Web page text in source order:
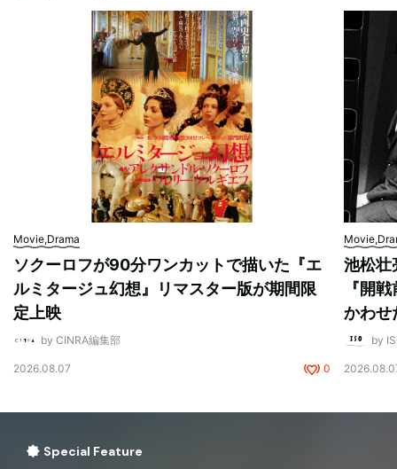
Movie,Drama
ソクーロフが90分ワンカットで描いた『エ
ルミタージュ幻想』リマスター版が期間限
定上映
by CINRA編集部
2026.08.07 0
池松壮
『開
かわせ
by
Special Feature